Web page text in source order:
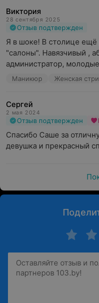
Виктория
28 сентября 2025
Отзыв подтвержден
Я в шоке! В столице ещё
"салоны". Навязчивый ,
администратор,
Маникюр Женская
Сергей
2 мая 2024
Отзыв подтвержден
Спасибо Саше за
девушка и прекрасный